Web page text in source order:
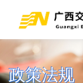
政策法规